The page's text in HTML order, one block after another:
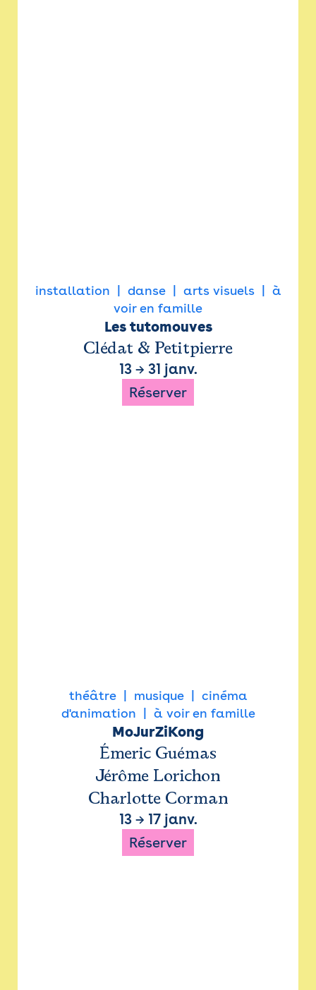
installation danse arts visuels
à
voir en famille
Les tutomouves
Clédat & Petitpierre
13→ 31 janv.
Réserver
théâtre musique
cinéma
d'animation
à voir en famille
MoJurZiKong
Émeric Guémas
Jérôme Lorichon
Charlotte Corman
13→ 17 janv.
Réserver